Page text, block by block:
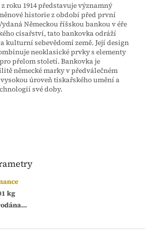
roku 1914 představuje významný
historie z období před první
Německou říšskou bankou v éře
císařství, tato bankovka odráží
kulturní sebevědomí země. Její design
neoklasické prvky s elementy
přelom století. Bankovka je
německé marky v předválečném
úroveň tiskařského umění a
své doby.
kg